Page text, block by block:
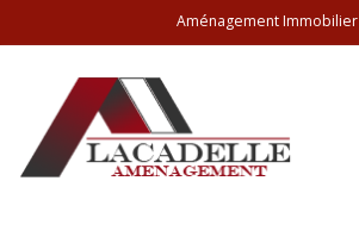
Aménagement Immobilier